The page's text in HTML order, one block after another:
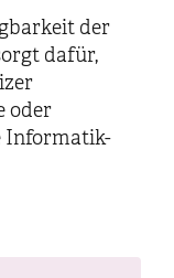
der
dafür,
oder
Informatik-